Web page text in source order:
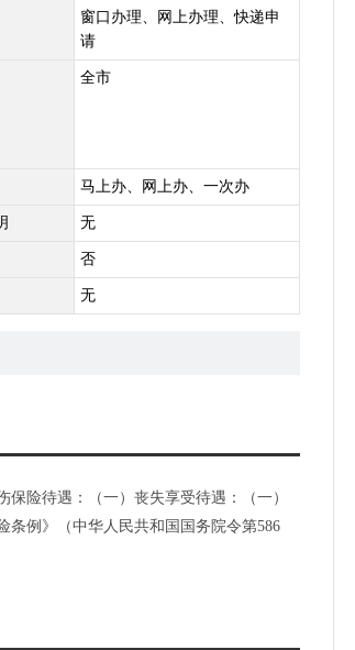
窗口办理、网上办理、快递申
请
全市
马上办、网上办、一次办
无
否
无
险待遇：（一）丧失享受待遇：（一）
条例》（中华人民共和国国务院令第586